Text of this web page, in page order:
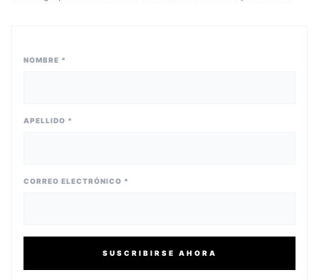
NOMBRE *
APELLIDO *
CORREO ELECTRÓNICO *
SUSCRIBIRSE AHORA